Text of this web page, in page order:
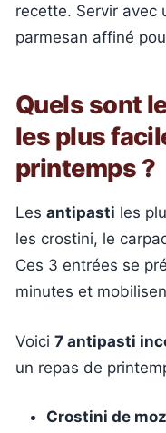
recette. Servir avec
parmesan affiné
Quels sont
les plus
printemps ?
Les antipasti les
les crostini, le
Ces 3 entrées se
minutes et
Voici 7 antipasti
un repas de
Crostini de